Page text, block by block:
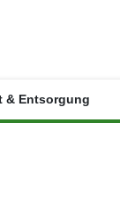
& Entsorgung